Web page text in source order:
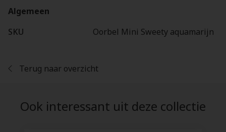
Algemeen
SKU
Oorbel Mini Sweety aquamarijn
Terug naar overzicht
Ook interessant uit deze collectie